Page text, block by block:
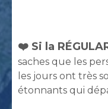
❤️ Si la
saches que les
les jours ont très
étonnants qui